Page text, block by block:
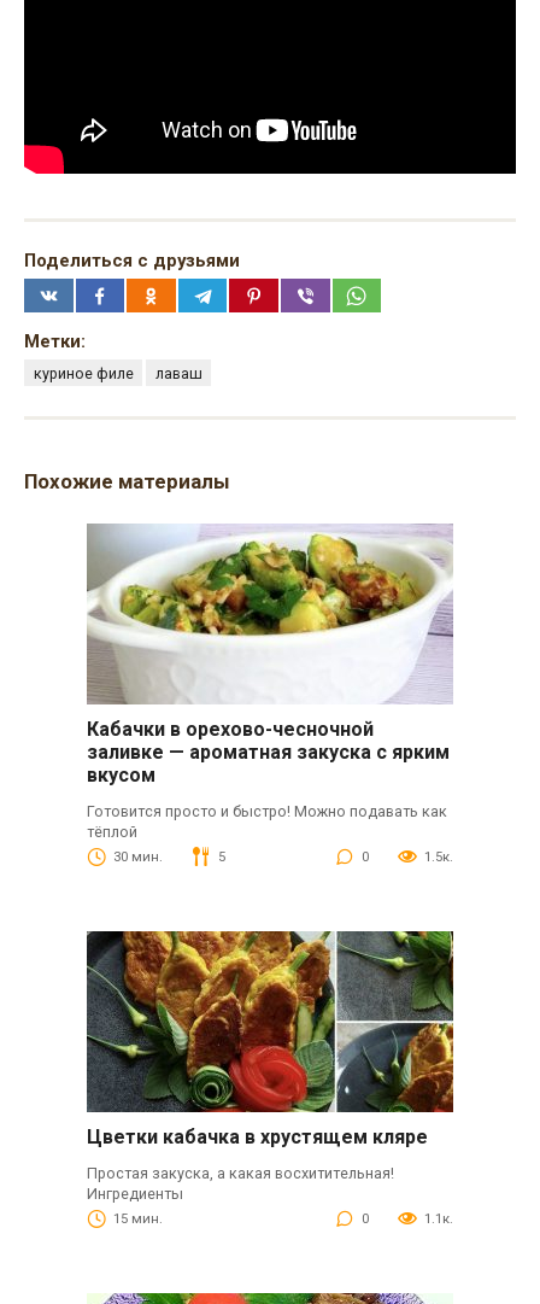
Поделиться с друзьями
Метки:
куриное филе лаваш
Похожие материалы
Кабачки в орехово-чесночной
заливке — ароматная закуска с ярким
вкусом
Готовится просто и быстро! Можно подавать как
тёплой
30 мин. 5 0 1.5к.
Цветки кабачка в хрустящем кляре
Простая закуска, а какая восхитительная!
Ингредиенты
15 мин. 0 1.1к.